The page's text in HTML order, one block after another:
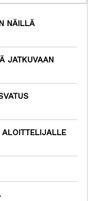
NÄILLÄ
JATKUVAAN